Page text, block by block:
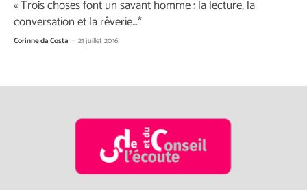
« Trois choses font un savant homme : la lecture, la
conversation et la rêverie…*
Corinne da Costa - 21 juillet 2016